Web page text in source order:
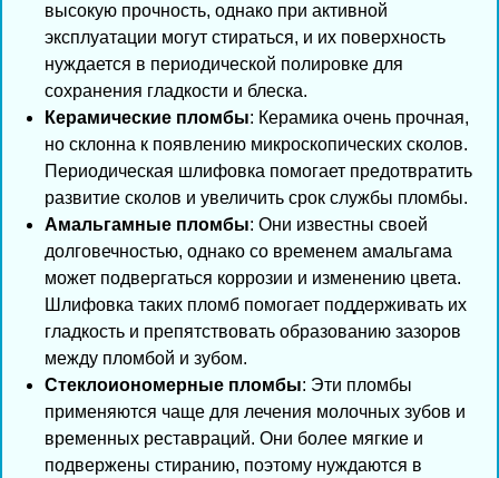
высокую прочность, однако при активной
эксплуатации могут стираться, и их поверхность
нуждается в периодической полировке для
сохранения гладкости и блеска.
Керамические пломбы: Керамика очень прочная,
но склонна к появлению микроскопических сколов.
Периодическая шлифовка помогает предотвратить
развитие сколов и увеличить срок службы пломбы.
Амальгамные пломбы: Они известны своей
долговечностью, однако со временем амальгама
может подвергаться коррозии и изменению цвета.
Шлифовка таких пломб помогает поддерживать их
гладкость и препятствовать образованию зазоров
между пломбой и зубом.
Стеклоиономерные пломбы: Эти пломбы
применяются чаще для лечения молочных зубов и
временных реставраций. Они более мягкие и
подвержены стиранию, поэтому нуждаются в